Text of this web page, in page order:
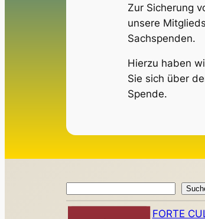
Zur Sicherung
unsere
Sachspenden.
Hierzu haben
Sie sich über
Spende.
FORTE